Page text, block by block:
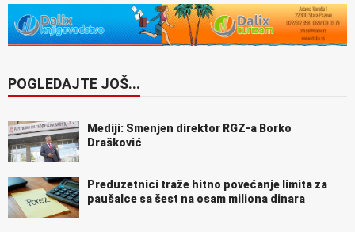
POGLEDAJTE JOŠ...
Mediji: Smenjen direktor RGZ-a Borko
Drašković
Preduzetnici traže hitno povećanje limita za
paušalce sa šest na osam miliona dinara